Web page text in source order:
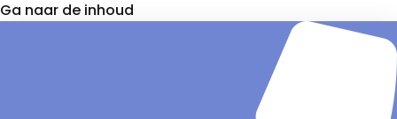
Ga naar de inhoud